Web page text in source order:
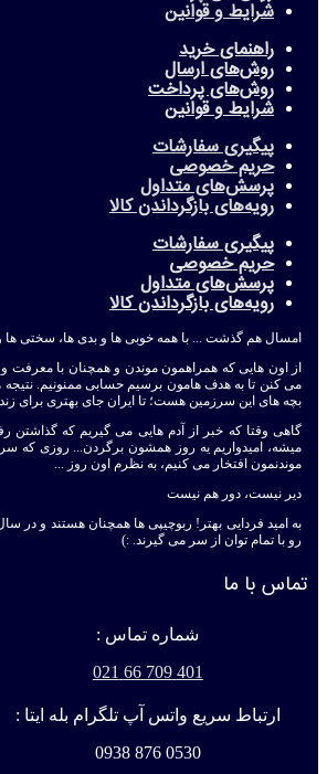
شرایط و قوانین
راهنمای خرید
روش‌های ارسال
روش‌های پرداخت
شرایط و قوانین
پیگیری سفارشات
حریم خصوصی
پرسش‌های متداول
رویه‌های بازگرداندن کالا
پیگیری سفارشات
حریم خصوصی
پرسش‌های متداول
رویه‌های بازگرداندن کالا
امسال هم گذشت ... با همه خوبی ها و بدی ها، سختی ها
از اون هایی که همراهمون موندن و همچنان با
می کنن تا به هدف هامون برسیم حسابی ممنونیم. نتیجه
بچه های این سرزمین هست؛ تا ایران جای بهتری برای
گاهی وقتا که خبر از آدم هایی می گیریم که گذاشتن
میشه، امیدواریم یه روز همشون برگردن... روزی که
موندنمون افتخار می کنیم، به نظرم اون روز ...
دیر نیست، دور هم نیست
رو با تمام توان از سر می گیرند. :)
تماس با ما
شماره تماس :
401 709 66 021
ارتباط سریع واتس آپ تلگرام بله ایتا :
0530 876 0938